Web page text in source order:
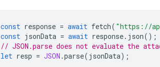
const response = await fetch( "https://
const jsonData = await response. json();
// JSON.parse does not evaluate the
let resp = JSON .parse( jsonData);